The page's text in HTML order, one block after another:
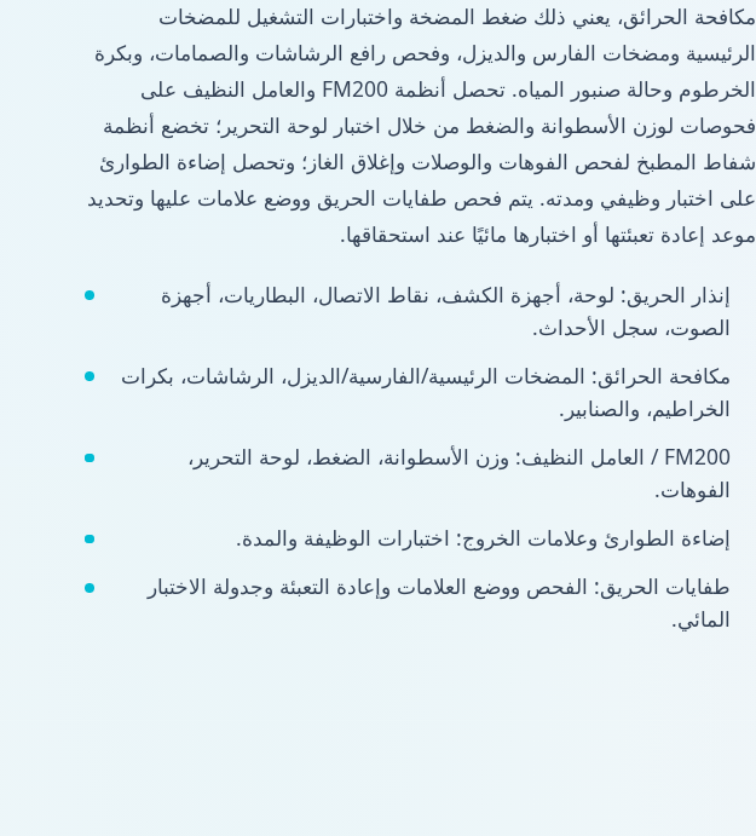
مكافحة الحرائق، يعني ذلك ضغط المضخة واختبارات التشغيل للمضخات
الرئيسية ومضخات الفارس والديزل، وفحص رافع الرشاشات والصمامات، وبكرة
الخرطوم وحالة صنبور المياه. تحصل أنظمة FM200 والعامل النظيف على
فحوصات لوزن الأسطوانة والضغط من خلال اختبار لوحة التحرير؛ تخضع أنظمة
شفاط المطبخ لفحص الفوهات والوصلات وإغلاق الغاز؛ وتحصل إضاءة الطوارئ
على اختبار وظيفي ومدته. يتم فحص طفايات الحريق ووضع علامات عليها وتحديد
موعد إعادة تعبئتها أو اختبارها مائيًا عند استحقاقها.
إنذار الحريق: لوحة، أجهزة الكشف، نقاط الاتصال، البطاريات، أجهزة
الصوت، سجل الأحداث.
مكافحة الحرائق: المضخات الرئيسية/الفارسية/الديزل، الرشاشات، بكرات
الخراطيم، والصنابير.
FM200 / العامل النظيف: وزن الأسطوانة، الضغط، لوحة التحرير،
الفوهات.
إضاءة الطوارئ وعلامات الخروج: اختبارات الوظيفة والمدة.
طفايات الحريق: الفحص ووضع العلامات وإعادة التعبئة وجدولة الاختبار
المائي.